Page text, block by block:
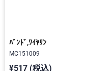
ﾊﾞﾝﾄﾞ,ﾜｲﾔﾘﾝ
MC151009
¥517 (税込)